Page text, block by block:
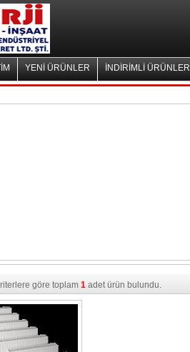
YENİ ÜRÜNLER İNDİRİMLİ ÜRÜNLER
göre toplam 1 adet ürün bulundu.